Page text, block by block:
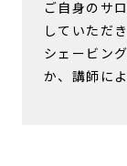
ご自身のサ
していただ
シェービン
か、講師に